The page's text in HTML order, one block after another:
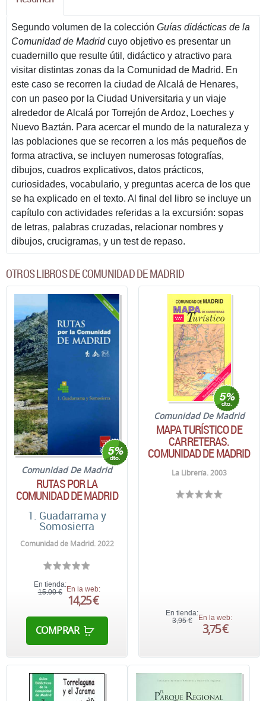
Segundo volumen de la colección Guías didácticas de la
Comunidad de Madridcuyo objetivo es presentar un
cuadernillo que resulte útil, didáctico y atractivo para
visitar distintas zonas da la Comunidad de Madrid. En
este caso se recorren la ciudad de Alcalá de Henares,
con un paseo por la Ciudad Universitaria y un viaje
alrededor de Alcalá por Torrejón de Ardoz, Loeches y
Nuevo Baztán. Para acercar el mundo de la naturaleza y
las poblaciones que se recorren a los más pequeños de
forma atractiva, se incluyen numerosas fotografías,
dibujos, cuadros explicativos, datos prácticos,
curiosidades, vocabulario, y preguntas acerca de los que
se ha explicado en el texto. Al final del libro se incluye un
capítulo con actividades referidas a la excursión: sopas
de letras, palabras cruzadas, relacionar nombres y
dibujos, crucigramas, y un test de repaso.
OTROS LIBROS DE COMUNIDAD DE MADRID
Comunidad De Madrid
RUTAS POR LA
COMUNIDAD DE MADRID
1. Guadarrama y
Somosierra
Comunidad de Madrid. 2022
En tienda:
15,00 € En la web:
14,25 €
COMPRAR
Comunidad De Madrid
MAPA TURÍSTICO DE
CARRETERAS.
COMUNIDAD DE MADRID
La Librería. 2003
En tienda:
3,95 €
En la web:
3,75 €